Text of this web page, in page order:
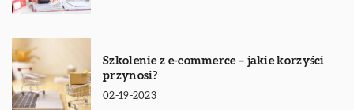
Szkolenie z e-commerce – jakie korzyści
przynosi?
02-19-2023